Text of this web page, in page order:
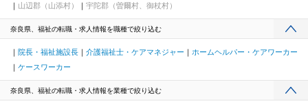
山辺郡（山添村）
宇陀郡（曽爾村、御杖村）
奈良県、福祉の転職・求人情報を職種で絞り込む
院長・福祉施設長 介護福祉士・ケアマネジャー
ホームヘルパー・ケアワーカー
ケースワーカー
奈良県、福祉の転職・求人情報を業種で絞り込む